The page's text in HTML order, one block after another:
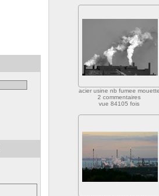
acier usine nb fumee
2 commentaires
vue 84105 fois